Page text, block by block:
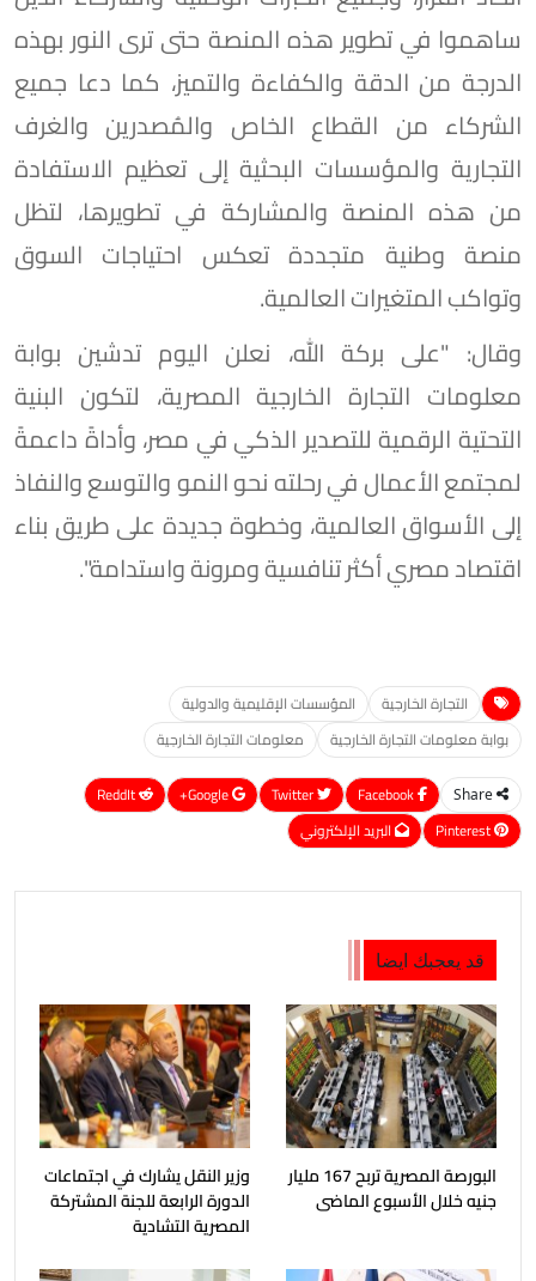
ساهموا في تطوير هذه المنصة حتى ترى النور بهذه
الدرجة من الدقة والكفاءة والتميز، كما دعا جميع
الشركاء من القطاع الخاص والمُصدرين والغرف
التجارية والمؤسسات البحثية إلى تعظيم الاستفادة
من هذه المنصة والمشاركة في تطويرها، لتظل
منصة وطنية متجددة تعكس احتياجات السوق
وتواكب المتغيرات العالمية.
وقال: "على بركة الله، نعلن اليوم تدشين بوابة
معلومات التجارة الخارجية المصرية، لتكون البنية
التحتية الرقمية للتصدير الذكي في مصر، وأداةً داعمةً
لمجتمع الأعمال في رحلته نحو النمو والتوسع والنفاذ
إلى الأسواق العالمية، وخطوة جديدة على طريق بناء
اقتصاد مصري أكثر تنافسية ومرونة واستدامة".
التجارة الخارجية
المؤسسات الإقليمية والدولية
بوابة معلومات التجارة الخارجية
معلومات التجارة الخارجية
Share
Google+
ReddIt
Pinterest
البريد الإلكتروني
قد يعجبك ايضا
البورصة المصرية تربح 167 مليار
جنيه خلال الأسبوع الماضى
وزير النقل يشارك في اجتماعات
الدورة الرابعة للجنة المشتركة
المصرية التشادية